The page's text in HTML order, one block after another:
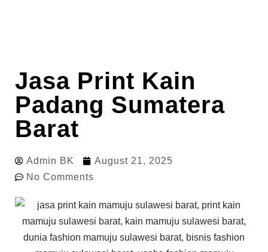
Jasa Print Kain
Padang Sumatera
Barat
Admin BK
August 21, 2025
No Comments